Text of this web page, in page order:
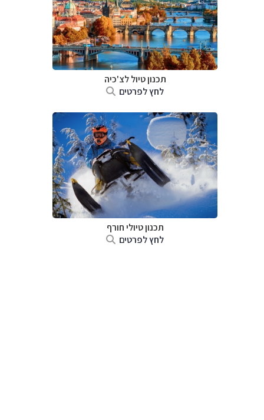
תכנון טיול לצ'כיה
לחץ לפרטים
תכנון טיולי חורף
לחץ לפרטים